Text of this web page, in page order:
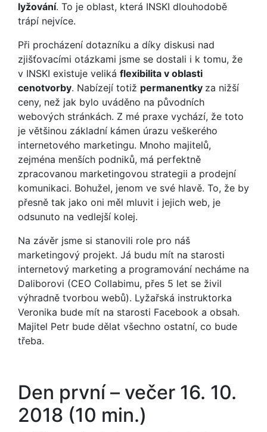
lyžování. To je oblast, která INSKI dlouhodobě
trápí nejvíce.
Při procházení dotazníku a díky diskusi nad
zjišťovacími otázkami jsme se dostali i k tomu, že
v INSKI existuje veliká flexibilita v oblasti
cenotvorby. Nabízejí totiž permanentky za nižší
ceny, než jak bylo uváděno na původních
webových stránkách. Z mé praxe vychází, že toto
je většinou základní kámen úrazu veškerého
internetového marketingu. Mnoho majitelů,
zejména menších podniků, má perfektně
zpracovanou marketingovou strategii a prodejní
komunikaci. Bohužel, jenom ve své hlavě. To, že by
přesně tak jako oni měl mluvit i jejich web, je
odsunuto na vedlejší kolej.
Na závěr jsme si stanovili role pro náš
marketingový projekt. Já budu mít na starosti
internetový marketing a programování necháme na
Daliborovi (CEO Collabimu, přes 5 let se živil
výhradně tvorbou webů). Lyžařská instruktorka
Veronika bude mít na starosti Facebook a obsah.
Majitel Petr bude dělat všechno ostatní, co bude
třeba.
Den první – večer 16. 10.
2018 (10 min.)